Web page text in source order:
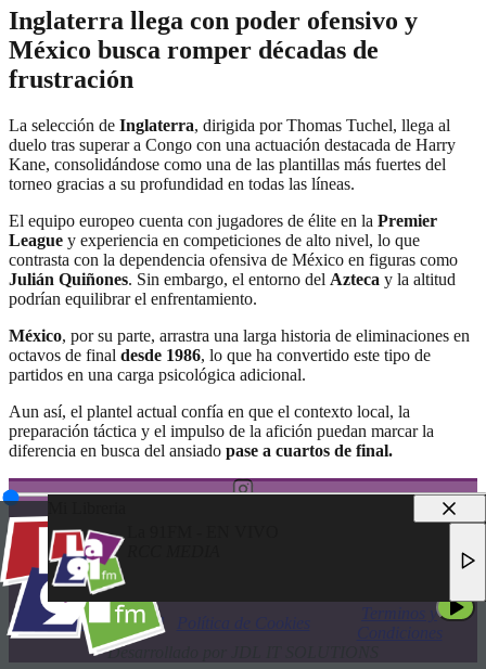
Inglaterra llega con poder ofensivo y
México busca romper décadas de
frustración
La selección de Inglaterra, dirigida por Thomas Tuchel, llega al
duelo tras superar a Congo con una actuación destacada de Harry
Kane, consolidándose como una de las plantillas más fuertes del
torneo gracias a su profundidad en todas las líneas.
El equipo europeo cuenta con jugadores de élite en la Premier
League y experiencia en competiciones de alto nivel, lo que
contrasta con la dependencia ofensiva de México en figuras como
Julián Quiñones. Sin embargo, el entorno del Azteca y la altitud
podrían equilibrar el enfrentamiento.
México, por su parte, arrastra una larga historia de eliminaciones en
octavos de final desde 1986, lo que ha convertido este tipo de
partidos en una carga psicológica adicional.
Aun así, el plantel actual confía en que el contexto local, la
preparación táctica y el impulso de la afición puedan marcar la
diferencia en busca del ansiado pase a cuartos de final.
TODOS LOS DERECHOS RESERVADOS
Política de Privacidad
Terminos y
Desarrollado por JDL IT SOLUTIONS
LA 91FM - EN VIVO
RCC MEDIA